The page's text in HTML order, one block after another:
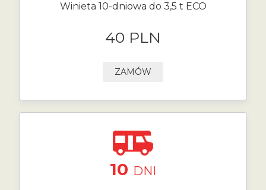
Winieta 10-dniowa do 3,5 t ECO
40 PLN
ZAMÓW
10 DNI